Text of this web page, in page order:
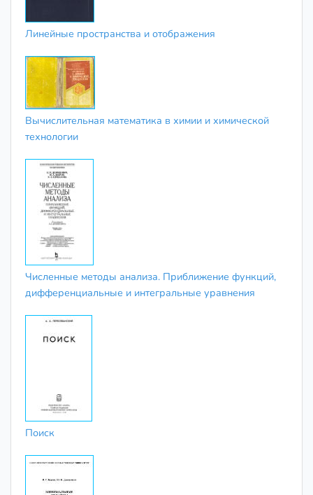
Линейные пространства и отображения
Вычислительная математика в химии и химической
технологии
Численные методы анализа. Приближение функций,
дифференциальные и интегральные уравнения
Поиск